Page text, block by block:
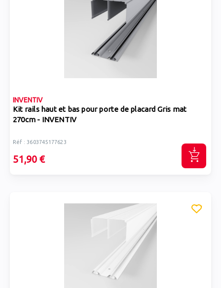
INVENTIV
Kit rails haut et bas pour porte de placard Gris mat
270cm - INVENTIV
Réf : 3603745177623
51,90 €